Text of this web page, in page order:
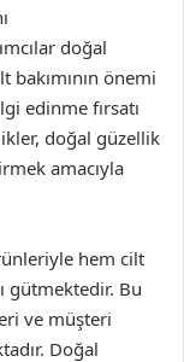
doğal
bakımının önemi
edinme fırsatı
doğal güzellik
amacıyla
hem cilt
gütmektedir. Bu
ve müşteri
Doğal